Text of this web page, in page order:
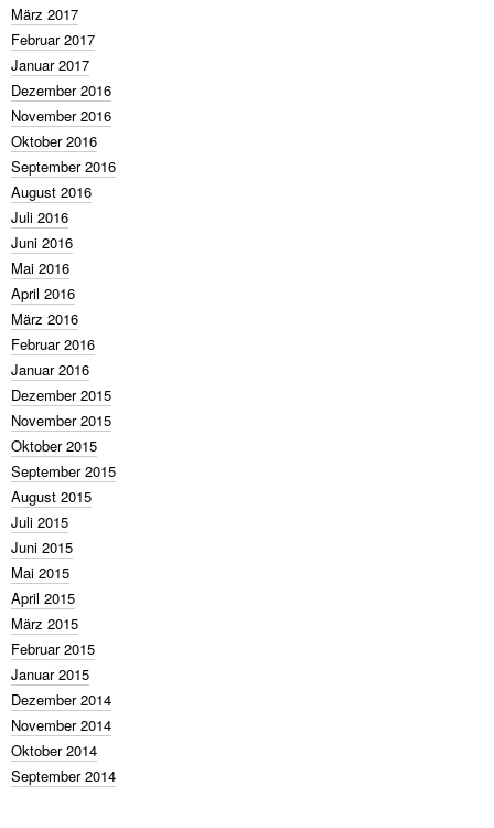
März 2017
Februar 2017
Januar 2017
Dezember 2016
November 2016
Oktober 2016
September 2016
August 2016
Juli 2016
Juni 2016
Mai 2016
April 2016
März 2016
Februar 2016
Januar 2016
Dezember 2015
November 2015
Oktober 2015
September 2015
August 2015
Juli 2015
Juni 2015
Mai 2015
April 2015
März 2015
Februar 2015
Januar 2015
Dezember 2014
November 2014
Oktober 2014
September 2014